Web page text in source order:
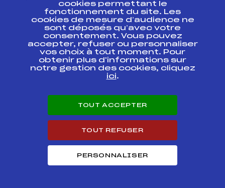
FMJF0052
CONCOURS DE LA
RELEVE
FFS
SUIVEZ
L'ACTU
Abonnez-vous à notre newsletter
Recevez l’actualité de la FFS, des clubs et des Équipes
de France.
cookies permettant le
fonctionnement du site. Les
cookies de mesure d’audience ne
sont déposés qu’avec votre
consentement. Vous pouvez
accepter, refuser ou personnaliser
vos choix à tout moment. Pour
obtenir plus d'informations sur
notre gestion des cookies, cliquez
ici.
TOUT ACCEPTER
TOUT REFUSER
PERSONNALISER